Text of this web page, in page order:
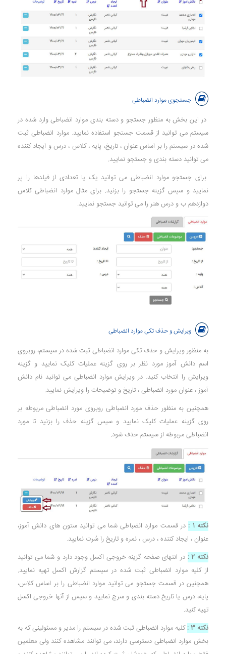
جستجوی موارد انضباطی
در این بخش به منظور جستجو و دسته بندی موارد انضباطی وارد شده در
سیستم می توانید از قسمت جستجو استفاده نمایید. موارد انضباطی ثبت
شده در سیستم را بر اساس عنوان ، تاریخ، پایه ، کلاس ، درس و ایجاد کننده
می توانید دسته بندی و جستجو نمایید.
برای جستجو موارد انضباطی می توانید یک یا تعدادی از فیلدها را پر
نمایید و سپس گزینه جستجو را بزنید. برای مثال موارد انضباطی کلاس
دوازدهم ب و درس هنر را می توانید جستجو نمایید.
ویرایش و حذف تکی موارد انضباطی
به منظور ویرایش و حذف تکی موارد انضباطی ثبت شده در سیستم، روبروی
اسم دانش آموز مورد نظر بر روی گزینه عملیات کلیک نمایید و گزینه
ویرایش را انتخاب کنید. در ویرایش موارد انضباطی می توانید نام دانش
آموز ، عنوان مورد انضباطی ، تاریخ و توضیحات را ویرایش نمایید.
همچنین به منظور حذف مورد انضباطی روبروی مورد انضباطی مربوطه بر
روی گزینه عملیات کلیک نمایید و سپس گزینه حذف را بزنید تا مورد
انضباطی مربوطه از سیستم حذف شود.
نکته 1 :
در قسمت موارد انضباطی شما می توانید ستون های دانش آموز،
عنوان ، ایجاد کننده ، درس ، نمره و تاریخ را سُرت نمایید.
نکته 2 :
در انتهای صفحه گزینه خروجی اکسل وجود دارد و شما می توانید
از کلیه موارد انضباطی ثبت شده در سیستم گزارش اکسل تهیه نمایید.
همچنین در قسمت جستجو می توانید موارد انضباطی را بر اساس کلاس،
پایه، درس یا تاریخ دسته بندی و سرچ نمایید و سپس از آنها خروجی اکسل
تهیه کنید.
نکته 3 :
کلیه موارد انضباطی ثبت شده در سیستم را مدیر و مسئولینی که به
بخش موارد انضباطی دسترسی دارند، می توانند مشاهده کنند ولی معلمین